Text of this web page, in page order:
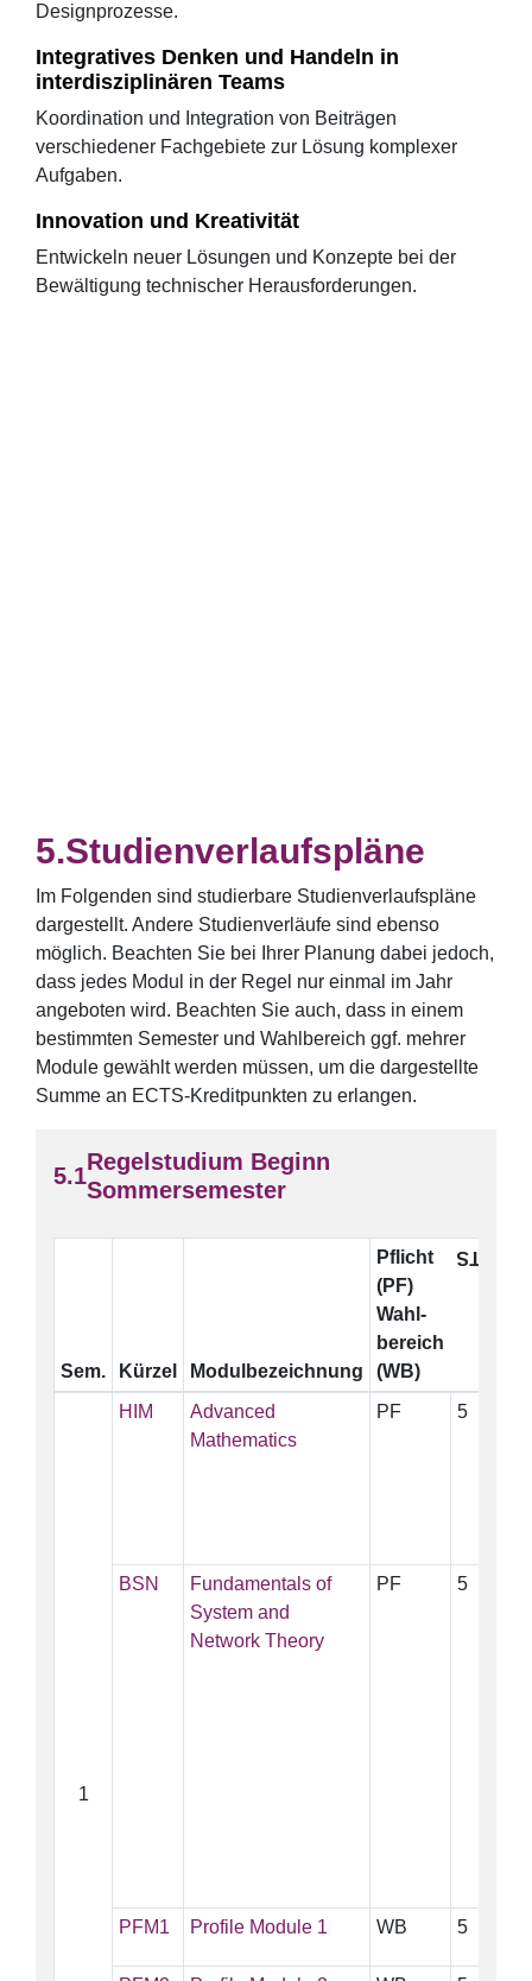
Designprozesse.
Integratives Denken und Handeln in
interdisziplinären Teams
Koordination und Integration von Beiträgen
verschiedener Fachgebiete zur Lösung komplexer
Aufgaben.
Innovation und Kreativität
Entwickeln neuer Lösungen und Konzepte bei der
Bewältigung technischer Herausforderungen.
Studienverlaufspläne
Im Folgenden sind studierbare Studienverlaufspläne
dargestellt. Andere Studienverläufe sind ebenso
möglich. Beachten Sie bei Ihrer Planung dabei jedoch,
dass jedes Modul in der Regel nur einmal im Jahr
angeboten wird. Beachten Sie auch, dass in einem
bestimmten Semester und Wahlbereich ggf. mehrer
Module gewählt werden müssen, um die dargestellte
Summe an ECTS-Kreditpunkten zu erlangen.
Regelstudium Beginn
Sommersemester
Sem. Kürzel Modulbezeichnung
Pflicht
(PF)
Wahl-
bereich
(WB)
ECTS
1
HIM
Advanced
Mathematics
PF 5
BSN
Fundamentals of
System and
Network Theory
PF 5
PFM1 Profile Module 1 WB 5